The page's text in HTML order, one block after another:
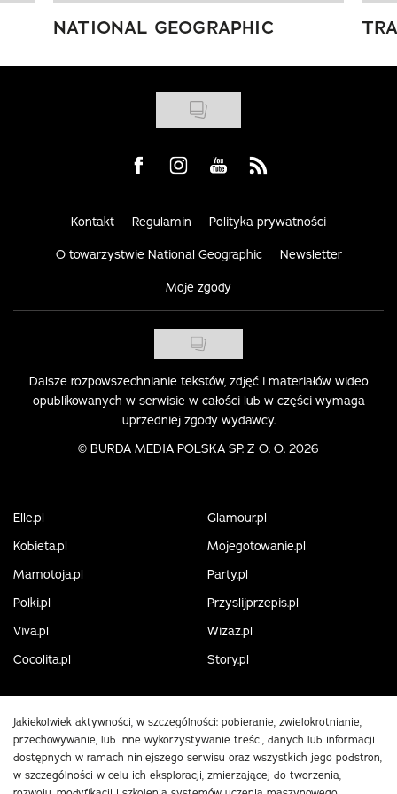
NATIONAL GEOGRAPHIC
Visit us on Facebook
Visit us on Instagram
Visit us on Youtube
Visit us on Rss
Kontakt Regulamin Polityka prywatności
O towarzystwie National Geographic Newsletter
Moje zgody
Dalsze rozpowszechnianie tekstów, zdjęć i materiałów wideo
opublikowanych w serwisie w całości lub w części wymaga
uprzedniej zgody wydawcy.
© BURDA MEDIA POLSKA SP. Z O. O. 2026
Elle.pl
Glamour.pl
Kobieta.pl
Mojegotowanie.pl
Mamotoja.pl
Party.pl
Polki.pl
Przyslijprzepis.pl
Viva.pl
Wizaz.pl
Cocolita.pl
Story.pl
Jakiekolwiek aktywności, w szczególności: pobieranie, zwielokrotnianie,
przechowywanie, lub inne wykorzystywanie treści, danych lub informacji
dostępnych w ramach niniejszego serwisu oraz wszystkich jego podstron,
w szczególności w celu ich eksploracji, zmierzającej do tworzenia,